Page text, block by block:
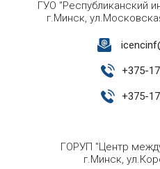
ГУО "Республиканский
г.Минск,
+375-
+375-
ГОРУП "Центр
г.Минск,